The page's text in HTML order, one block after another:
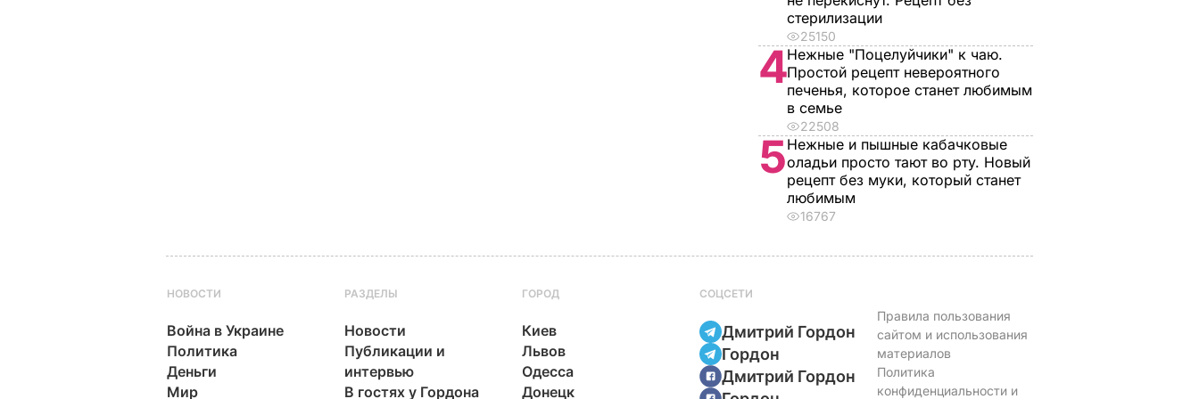
стерилизации
25150
4Нежные "Поцелуйчики" к чаю.
Простой рецепт невероятного
печенья, которое станет любимым
в семье
22508
5Нежные и пышные кабачковые
оладьи просто тают во рту. Новый
рецепт без муки, который станет
любимым
16767
НОВОСТИ
Война в Украине
Политика
Деньги
Мир
РАЗДЕЛЫ
Новости
Публикации и
интервью
В гостях у Гордона
ГОРОД
Киев
Львов
Одесса
Донецк
СОЦСЕТИ
Дмитрий Гордон
Гордон
Дмитрий Гордон
Правила пользования
сайтом и использования
материалов
Политика
конфиденциальности и